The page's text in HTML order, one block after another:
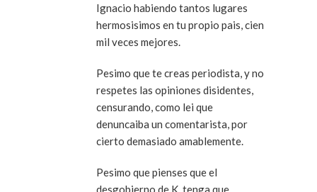
Ignacio habiendo tantos lugares
hermosisimos en tu propio pais, cien
mil veces mejores.
Pesimo que te creas periodista, y no
respetes las opiniones disidentes,
censurando, como lei que
denuncaiba un comentarista, por
cierto demasiado amablemente.
Pesimo que pienses que el
desgobierno de K. tenga que